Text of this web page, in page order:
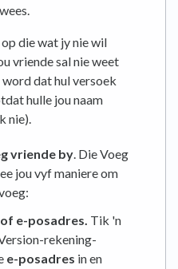
die wat jy nie wil
vriende sal nie weet
dat hul versoek
hulle jou naam
nie).
vriende by. Die Voeg
jou vyf maniere om
e-posadres. Tik 'n
rekening-
e-posadres in en